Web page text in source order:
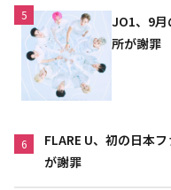
5
JO1、9
所が謝罪
6
FLARE U、初の日本
が謝罪